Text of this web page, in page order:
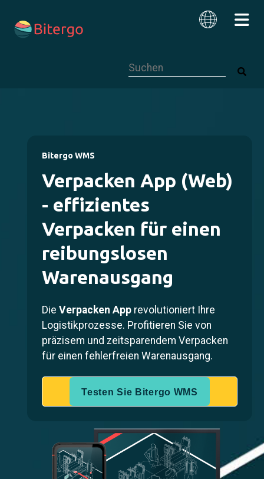
Bitergo WMS
Verpacken App (Web)
- effizientes
Verpacken für einen
reibungslosen
Warenausgang
Die Verpacken App revolutioniert Ihre
Logistikprozesse. Profitieren Sie von
präzisem und zeitsparendem Verpacken
für einen fehlerfreien Warenausgang.
Testen Sie Bitergo WMS